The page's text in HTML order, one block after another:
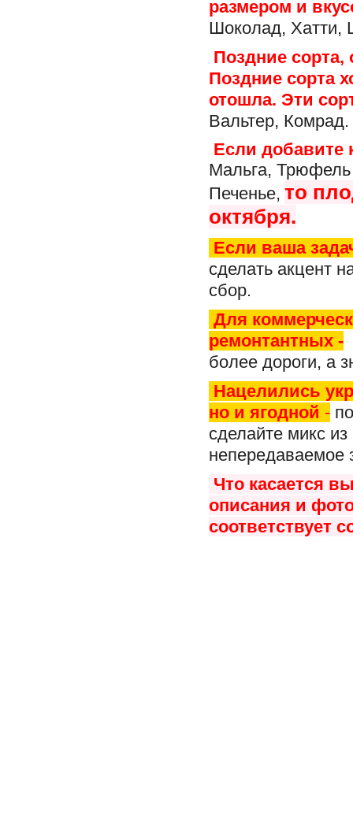
размером и
Шоколад,
Поздние
Поздние сорта
отошла. Эти
Вальтер, Комрад.
Если добавите
Мальга,
Печенье, то
октября.
Если ваша
сделать акцент
сбор.
Для
ремонтантных -
более дороги, а
Нацелились
но и ягодной -
сделайте микс
непередаваемое
Что касается
описания и
соответствует